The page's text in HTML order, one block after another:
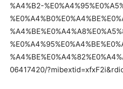
%A4%B2-
06417420/